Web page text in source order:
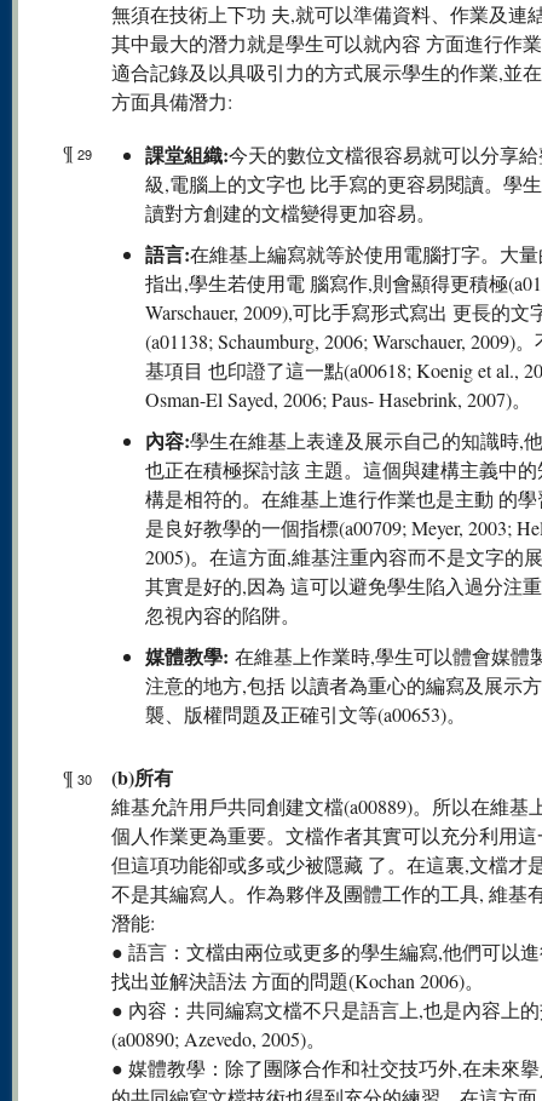
無須在技術上下功 夫,就可以準備資料、作業及連
其中最大的潛力就是學生可以就內容 方面進行作
適合記錄及以具吸引力的方式展示學生的作業,並
方面具備潛力:
¶ 29 課堂組織:今天的數位文檔很容易就可以分享
級,電腦上的文字也 比手寫的更容易閱讀。學
讀對方創建的文檔變得更加容易。
語言:在維基上編寫就等於使用電腦打字。大
指出,學生若使用電 腦寫作,則會顯得更積極
Warschauer, 2009),可比手寫形式寫出 更長的文
(a01138; Schaumburg, 2006; Warschauer, 2009)
基項目 也印證了這一點(a00618; Koenig et al.,
Osman-El Sayed, 2006; Paus- Hasebrink, 2007)。
內容:學生在維基上表達及展示自己的知識時,
也正在積極探討該 主題。這個與建構主義中
構是相符的。在維基上進行作業也是主動 的
是良好教學的一個指標(a00709; Meyer, 2003;
2005)。在這方面,維基注重內容而不是文字的
其實是好的,因為 這可以避免學生陷入過分注
忽視內容的陷阱。
媒體教學: 在維基上作業時,學生可以體會媒體
注意的地方,包括 以讀者為重心的編寫及展示
襲、版權問題及正確引文等(a00653)。
¶ 30 (b)所有
維基允許用戶共同創建文檔(a00889)。所以在維基
個人作業更為重要。文檔作者其實可以充分利用這
但這項功能卻或多或少被隱藏 了。在這裏,文檔才
不是其編寫人。作為夥伴及團體工作的工具, 維基
潛能:
● 語言：文檔由兩位或更多的學生編寫,他們可以
找出並解決語法 方面的問題(Kochan 2006)。
● 內容：共同編寫文檔不只是語言上,也是內容上
(a00890; Azevedo, 2005)。
● 媒體教學：除了團隊合作和社交技巧外,在未來